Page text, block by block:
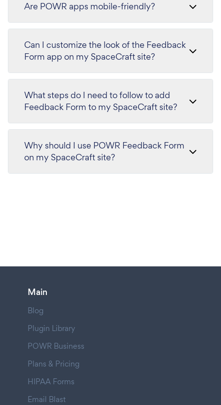
Are POWR apps mobile-friendly?
Can I customize the look of the Feedback
Form app on my SpaceCraft site?
What steps do I need to follow to add
Feedback Form to my SpaceCraft site?
Why should I use POWR Feedback Form
on my SpaceCraft site?
Main
Blog
Plugin Library
POWR Business
Plans & Pricing
HIPAA Forms
Email Blast